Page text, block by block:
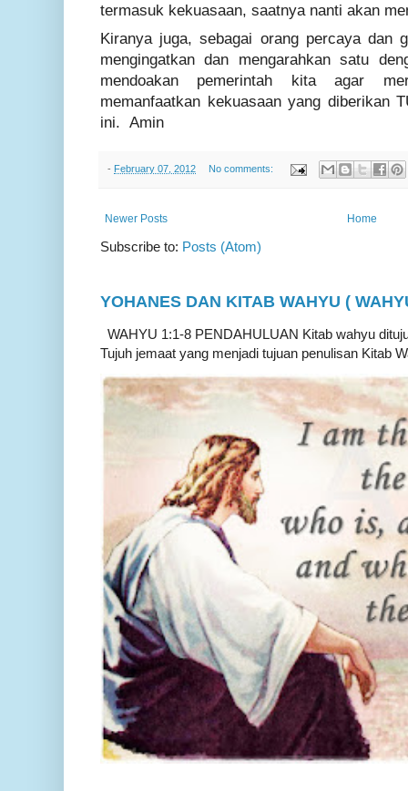
termasuk kekuasaan, saatnya nanti akan
Kiranya juga, sebagai orang percaya dan
mengingatkan dan mengarahkan satu
mendoakan pemerintah kita agar
memanfaatkan kekuasaan yang diberikan
ini. Amin
- February 07, 2012 No comments:
Newer Posts Home
Subscribe to: Posts (Atom)
YOHANES DAN KITAB WAHYU (
WAHYU 1:1-8 PENDAHULUAN Kitab wahyu
Tujuh jemaat yang menjadi tujuan penulisan Kitab